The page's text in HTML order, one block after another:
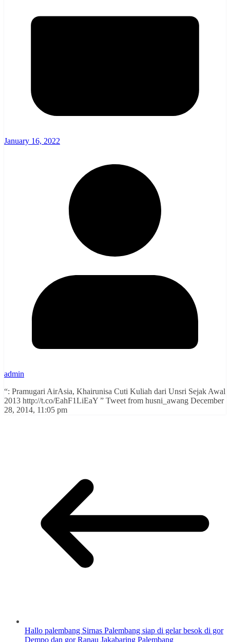
January 16, 2022
admin
“: Pramugari AirAsia, Khairunisa Cuti Kuliah dari Unsri Sejak Awal
2013 http://t.co/EahF1LiEaY ” Tweet from husni_awang December
28, 2014, 11:05 pm
Hallo palembang Sirnas Palembang siap di gelar besok di gor
Dempo dan gor Ranau Jakabaring Palembang